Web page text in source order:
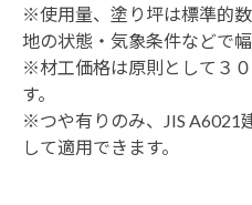
※使用量、塗り坪は標準的
地の状態・気象条件などで幅
※材工価格は原則として３
※つや有りのみ、JIS A6021
して適用できます。